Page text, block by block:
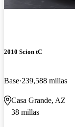
2010 Scion tC
Base 239,588 millas
Casa Grande, AZ
38 millas